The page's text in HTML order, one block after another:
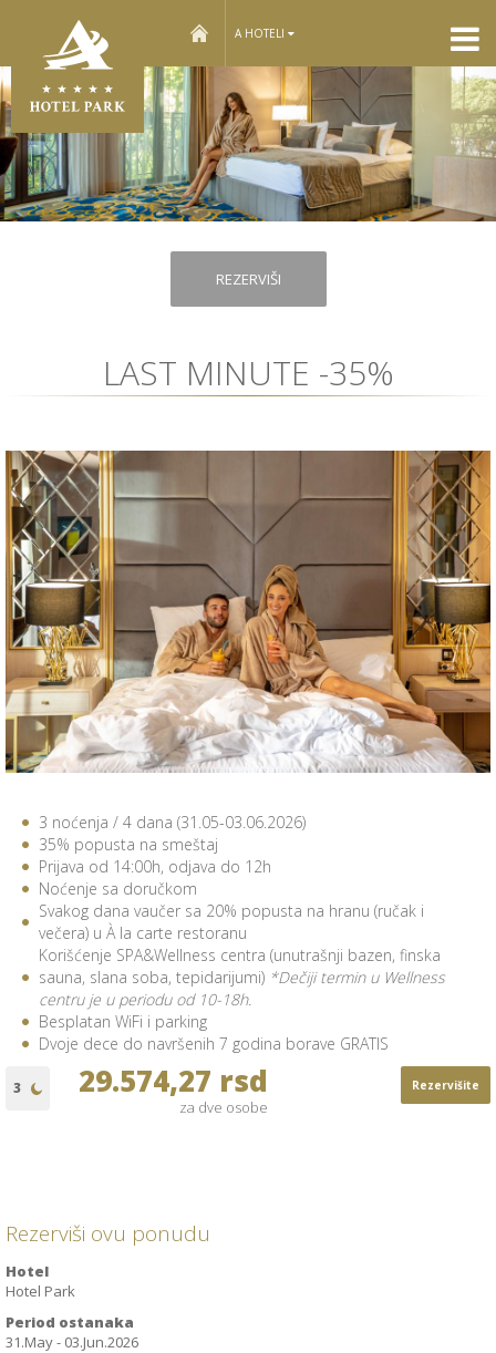
home A HOTELI
REZERVIŠI
LAST MINUTE -35%
3 noćenja / 4 dana (31.05-03.06.2026)
35% popusta na smeštaj
Prijava od 14:00h, odjava do 12h
Noćenje sa doručkom
Svakog dana vaučer sa 20% popusta na hranu (ručak i
večera) u À la carte restoranu
Korišćenje SPA&Wellness centra (unutrašnji bazen, finska
sauna, slana soba, tepidarijumi) *Dečiji termin u Wellness
centru je u periodu od 10-18h.
Besplatan WiFi i parking
Dvoje dece do navršenih 7 godina borave GRATIS
29.574,27 rsd
za dve osobe
Rezervišite
Rezerviši ovu ponudu
Hotel
Hotel Park
Period ostanaka
31.May - 03.Jun.2026